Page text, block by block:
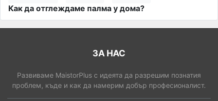
Как да отглеждаме палма у дома?
ЗА НАС
Развиваме MaistorPlus с идеята да разрешим познатия
проблем, къде и как да намерим добър професионалист.